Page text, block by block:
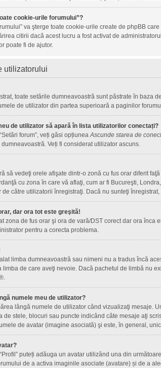
cookie-urile forumului”?
va şterge toate cookie-urile create de phpBB
citirii dacă acest lucru a fost activat de
poate fi de ajutor.
utilizatorului
toate setările dumneavoastră sunt păstrate în baza
de utilizator din partea superioară a paginilor
de utilizator să apară în lista utilizatorilor conectați?
forum”, veți găsi opțiuneaAscunde starea de
Veți fi considerat utilizator ascuns.
să vedeţi orele afişate dintr-o zonă cu fus orar diferit
cu zona în care vă aflaţi, cum ar fi Bucureşti,
de către utilizatorii înregistraţi. Dacă nu sunteţi
dar ora tot este greşită!
zona de fus orar şi ora de vară/DST corect dar ora
pentru a corecta problema.
limba dumneavoastră sau nimeni nu a tradus încă
de care aveţi nevoie. Dacă pachetul de limbă nu
numele meu de utilizator?
lângă numele de utilizator când vizualizaţi mesaje.
de stele, blocuri sau puncte indicând câte mesaje aţi
de avatar (imagine asociată) şi este, în general,
puteți adăuga un avatar utilizând una din
de a activa imaginile asociate (avatare) și de a